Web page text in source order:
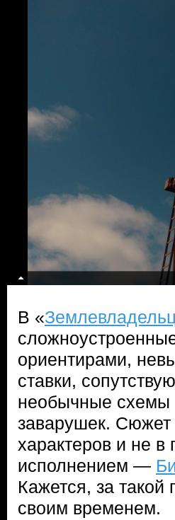
В «
ориентирами,
ставки,
необычные схемы
заварушек. Сюжет
характеров и не
исполнением —
Кажется, за такой
своим временем.